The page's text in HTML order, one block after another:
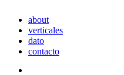
about
verticales
dato
contacto